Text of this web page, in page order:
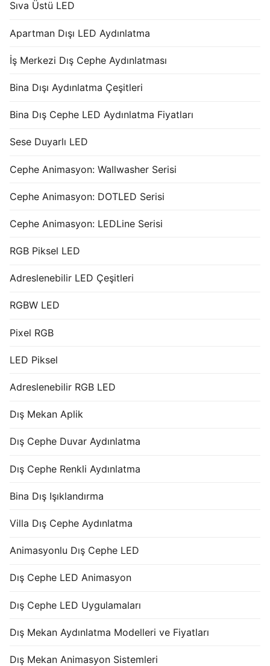
Sıva Üstü LED
Apartman Dışı LED Aydınlatma
İş Merkezi Dış Cephe Aydınlatması
Bina Dışı Aydınlatma Çeşitleri
Bina Dış Cephe LED Aydınlatma Fiyatları
Sese Duyarlı LED
Cephe Animasyon: Wallwasher Serisi
Cephe Animasyon: DOTLED Serisi
Cephe Animasyon: LEDLine Serisi
RGB Piksel LED
Adreslenebilir LED Çeşitleri
RGBW LED
Pixel RGB
LED Piksel
Adreslenebilir RGB LED
Dış Mekan Aplik
Dış Cephe Duvar Aydınlatma
Dış Cephe Renkli Aydınlatma
Bina Dış Işıklandırma
Villa Dış Cephe Aydınlatma
Animasyonlu Dış Cephe LED
Dış Cephe LED Animasyon
Dış Cephe LED Uygulamaları
Dış Mekan Aydınlatma Modelleri ve Fiyatları
Dış Mekan Animasyon Sistemleri